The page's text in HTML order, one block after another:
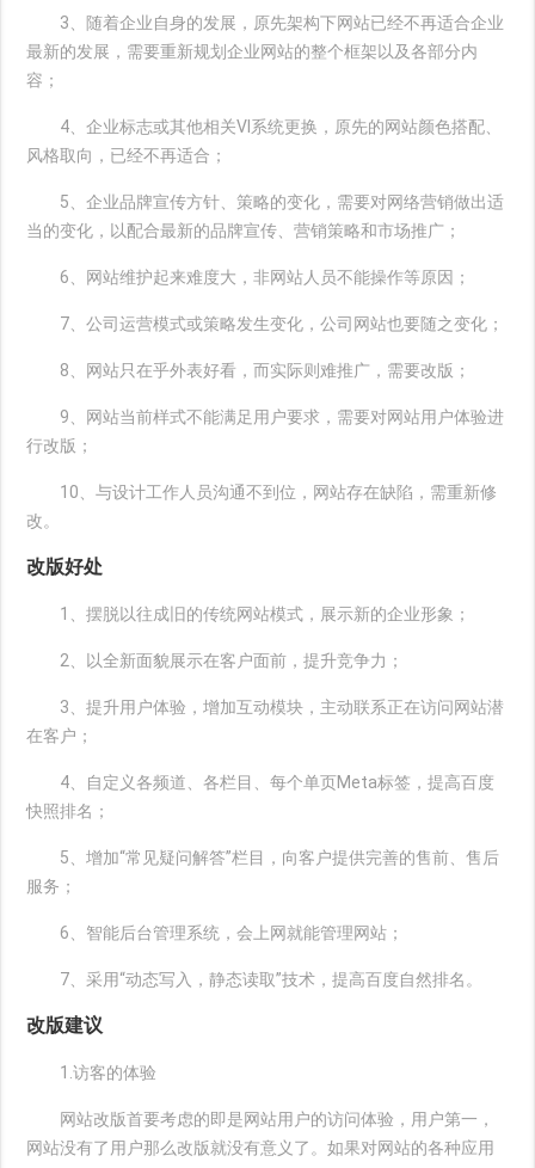
3、随着企业自身的发展，原先架构下网站已经不再适合企业
最新的发展，需要重新规划企业网站的整个框架以及各部分内
容；
4、企业标志或其他相关VI系统更换，原先的网站颜色搭配、
风格取向，已经不再适合；
5、企业品牌宣传方针、策略的变化，需要对网络营销做出适
当的变化，以配合最新的品牌宣传、营销策略和市场推广；
6、网站维护起来难度大，非网站人员不能操作等原因；
7、公司运营模式或策略发生变化，公司网站也要随之变化；
8、网站只在乎外表好看，而实际则难推广，需要改版；
9、网站当前样式不能满足用户要求，需要对网站用户体验进
行改版；
10、与设计工作人员沟通不到位，网站存在缺陷，需重新修
改。
改版好处
1、摆脱以往成旧的传统网站模式，展示新的企业形象；
2、以全新面貌展示在客户面前，提升竞争力；
3、提升用户体验，增加互动模块，主动联系正在访问网站潜
在客户；
4、自定义各频道、各栏目、每个单页Meta标签，提高百度
快照排名；
5、增加“常见疑问解答”栏目，向客户提供完善的售前、售后
服务；
6、智能后台管理系统，会上网就能管理网站；
7、采用“动态写入，静态读取”技术，提高百度自然排名。
改版建议
1.访客的体验
网站改版首要考虑的即是网站用户的访问体验，用户第一，
网站没有了用户那么改版就没有意义了。如果对网站的各种应用